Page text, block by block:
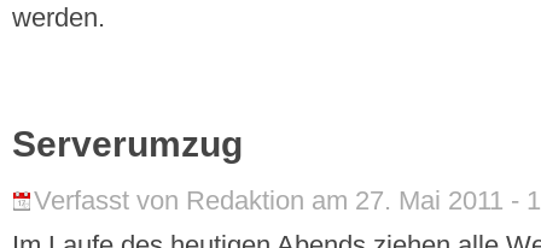
werden.
Serverumzug
Verfasst von Redaktion am 27. Mai 2011 -